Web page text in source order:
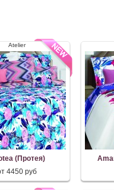
Atelier
(Протея)
4450 руб